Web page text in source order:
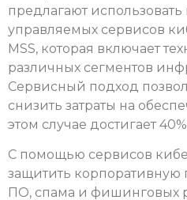
предлагают
управляемых сервисов
MSS, которая включает
различных сегментов
Сервисный подход
снизить затраты на
этом случае достигает
С помощью сервисов
защитить корпоративную
ПО, спама и фишинговых